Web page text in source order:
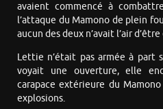
avaient commencé à
l’attaque du Mamono de plein
aucun des deux n’avait l’air
Lettie n’était pas armée à part
voyait une ouverture, elle
carapace extérieure du
explosions.